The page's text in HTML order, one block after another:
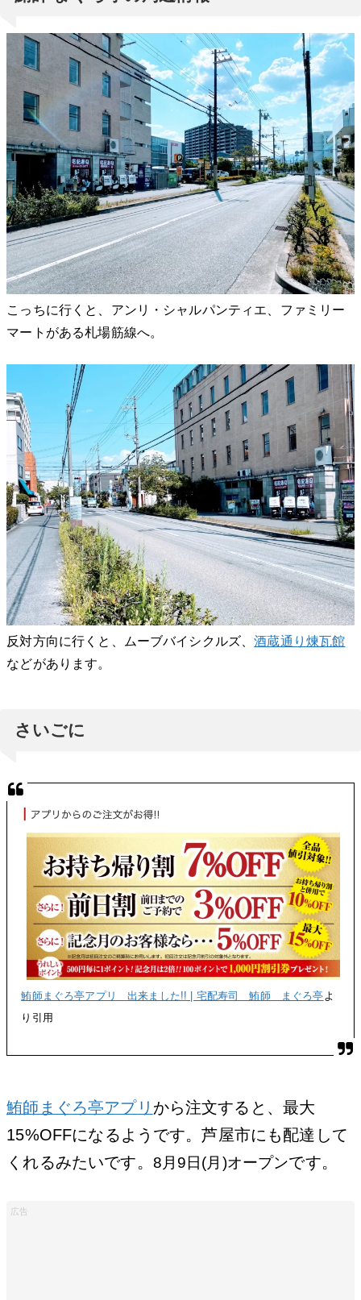
こっちに行くと、アンリ・シャルパンティエ、ファミリー
マートがある札場筋線へ。
反対方向に行くと、ムーブバイシクルズ、酒蔵通り煉瓦館
などがあります。
さいごに
鮪師まぐろ亭アプリ 出来ました!! | 宅配寿司 鮪師 まぐろ亭よ
り引用
鮪師まぐろ亭アプリ から注文すると、最大
15%OFFになるようです。芦屋市にも配達して
くれるみたいです。 8月9日(月)オープンです。